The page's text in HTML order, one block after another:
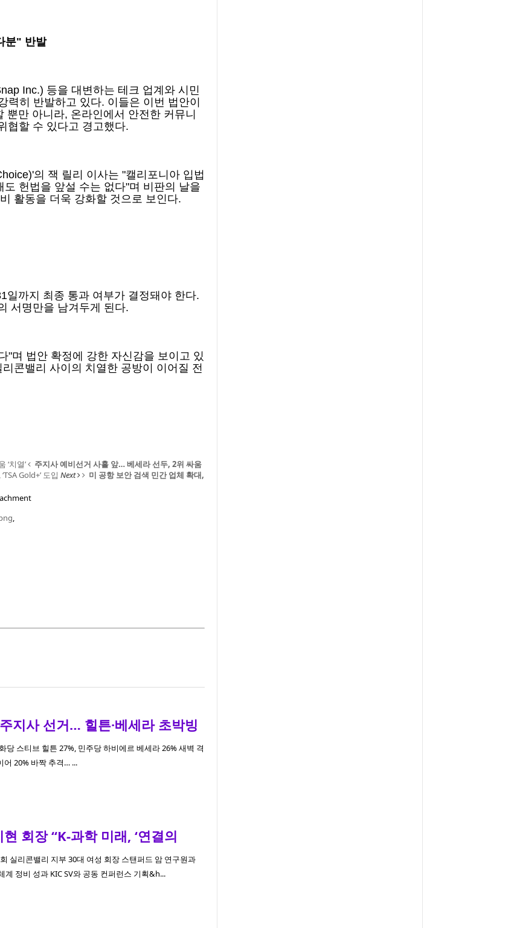
분" 반발
Inc.) 등을 대변하는 테크 업계와 시민
히 반발하고 있다. 이들은 이번 법안이
만 아니라, 온라인에서 안전한 커뮤니
협할 수 있다고 경고했다.
의 잭 릴리 이사는 "캘리포니아 입법
헌법을 앞설 수는 없다"며 비판의 날을
활동을 더욱 강화할 것으로 보인다.
일까지 최종 통과 여부가 결정돼야 한다.
서명만을 남겨두게 된다.
"며 법안 확정에 강한 자신감을 보이고 있
콘밸리 사이의 치열한 공방이 이어질 전
치열’
주지사 예비선거 사흘 앞… 베세라 선두, 2위 싸움
Gold+’ 도입 Next
미 공항 보안 검색 민간 업체 확대,
,
지사 선거… 힐튼·베세라 초박빙
당 스티브 힐튼 27%, 민주당 하비에르 베세라 26% 새벽 격
어 20% 바짝 추격… ...
현 회장 “K-과학 미래, ‘연결의
실리콘밸리 지부 30대 여성 회장 스탠퍼드 암 연구원과
계 정비 성과 KIC SV와 공동 컨퍼런스 기획&h...